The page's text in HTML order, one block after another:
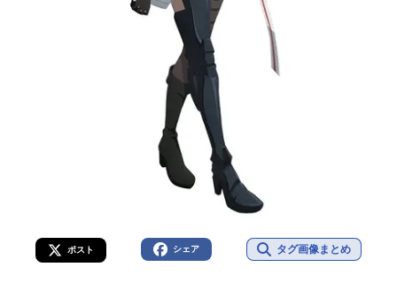
ポスト シェア タグ画像まとめ